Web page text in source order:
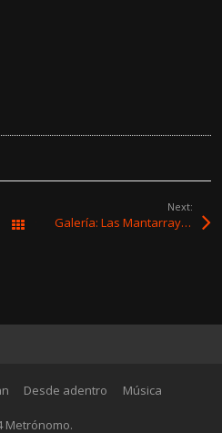
Todas las entradas
Next:
Galería: Las Mantarrayas – Ciclo Marea – Sala Zitarrosa
Desde adentro
Música
Metrónomo.